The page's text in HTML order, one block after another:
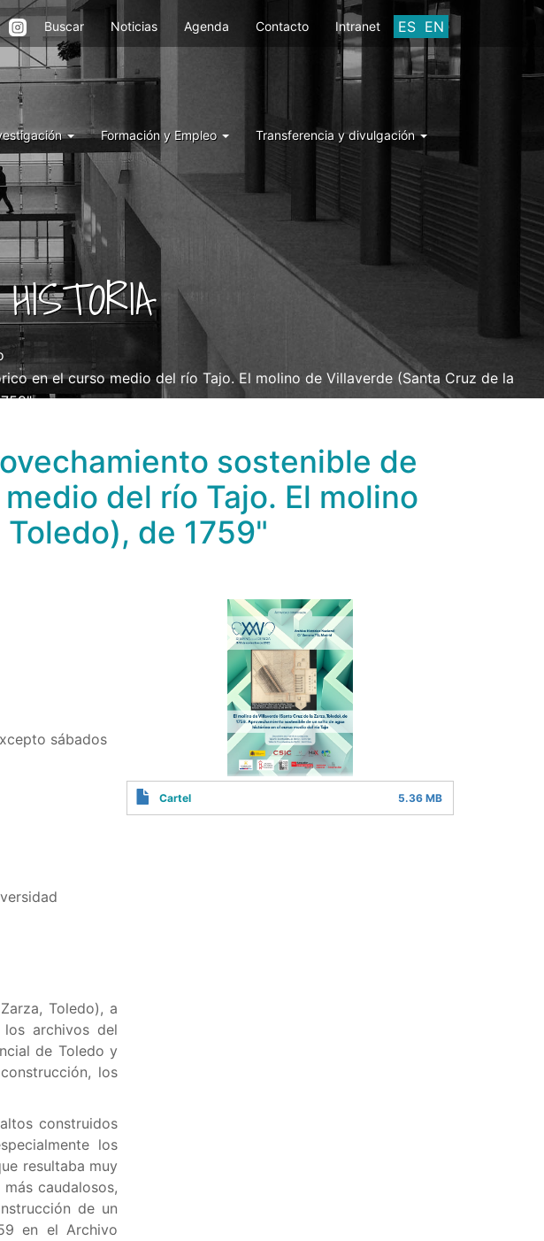
ES EN
Buscar Noticias Agenda Contacto Intranet
Formación y Empleo Transferencia y divulgación
en el curso medio del río Tajo. El molino de Villaverde (Santa Cruz de la
sostenible de
del río Tajo. El molino
de 1759"
sábados
Toledo), a
archivos del
de Toledo y
los
construidos
los
resultaba muy
caudalosos,
de un
en el Archivo
Cartel 5.36 MB